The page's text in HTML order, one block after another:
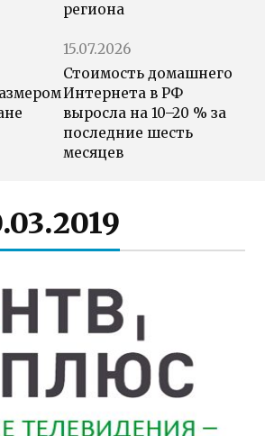
региона
15.07.2026
Стоимость домашнего
Интернета в РФ
выросла на 10–20 % за
последние шесть
месяцев